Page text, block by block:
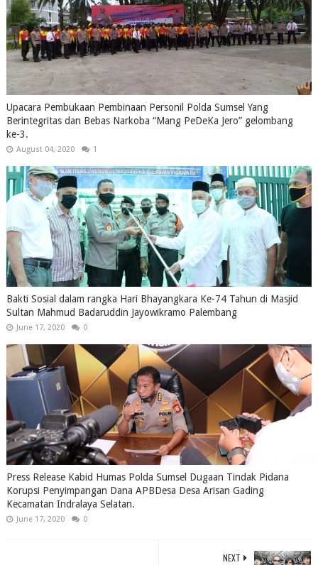
Upacara Pembukaan Pembinaan Personil Polda Sumsel Yang
Berintegritas dan Bebas Narkoba “Mang PeDeKa Jero” gelombang
ke-3.
August 04, 2020 1
Bakti Sosial dalam rangka Hari Bhayangkara Ke-74 Tahun di Masjid
Sultan Mahmud Badaruddin Jayowikramo Palembang
June 17, 2020 0
Press Release Kabid Humas Polda Sumsel Dugaan Tindak Pidana
Korupsi Penyimpangan Dana APBDesa Desa Arisan Gading
Kecamatan Indralaya Selatan.
June 17, 2020 0
NEXT